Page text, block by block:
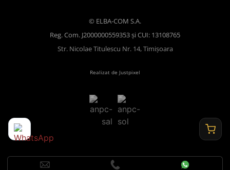
© ELBA-COM S.A.
Reg. Com. J2000000559353 și CUI: 13108765
Str. Nicolae Titulescu Nr. 14, Timișoara
Realizat de Justpixel